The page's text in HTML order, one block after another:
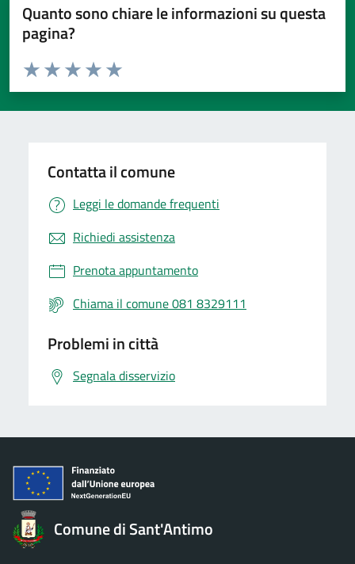
Quanto sono chiare le informazioni su questa
pagina?
Valuta da 1 a 5 stelle la pagina
Valuta 5 stelle su 5
Valuta 4 stelle su 5
Valuta 3 stelle su 5
Valuta 2 stelle su 5
Valuta 1 stelle su 5
Contatta il comune
Leggi le domande frequenti
Richiedi assistenza
Prenota appuntamento
Chiama il comune 081 8329111
Problemi in città
Segnala disservizio
Comune di Sant'Antimo